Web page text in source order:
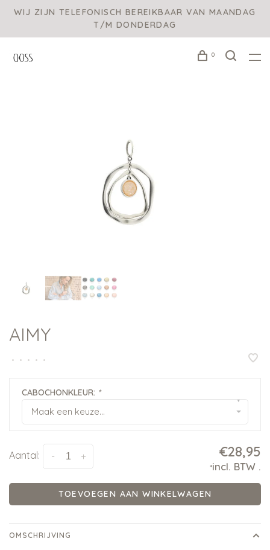
WIJ ZIJN TELEFONISCH BEREIKBAAR VAN MAANDAG
T/M DONDERDAG
0
AIMY
• • • • •
CABOCHONKLEUR: *
Maak een keuze...
▾
Aantal: +
- €28,95
*incl. BTW .
TOEVOEGEN AAN WINKELWAGEN
OMSCHRIJVING